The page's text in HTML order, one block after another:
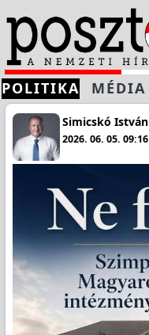
POLITIKA MÉDIA
Simicskó István
2026. 06. 05. 09:16